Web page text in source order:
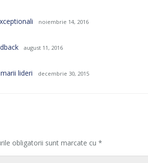
noiembrie 14, 2016
august 11, 2016
lideri decembrie 30, 2015
obligatorii sunt marcate cu *